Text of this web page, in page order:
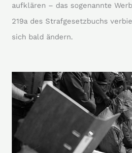
aufklären – das sogenannte
219a des Strafgesetzbuchs
sich bald ändern.